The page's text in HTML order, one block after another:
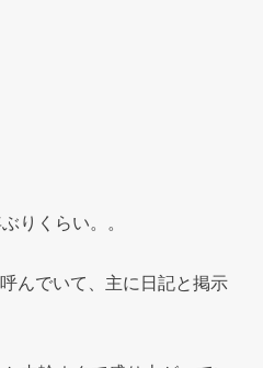
りくらい。。
んでいて、主に日記と掲示